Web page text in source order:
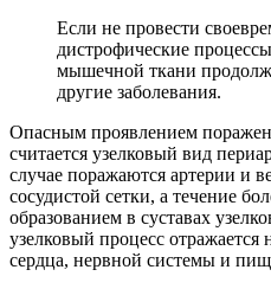
Если не провести
дистрофические
мышечной ткани
другие заболевания.
Опасным проявлением
считается узелковый вид
случае поражаются артерии и
сосудистой сетки, а течение
образованием в суставах
узелковый процесс
сердца, нервной системы и